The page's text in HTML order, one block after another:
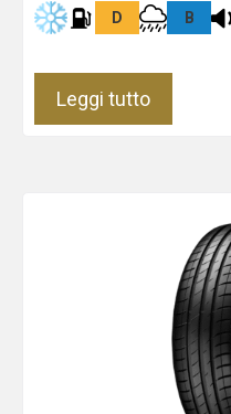
D B
Leggi tutto